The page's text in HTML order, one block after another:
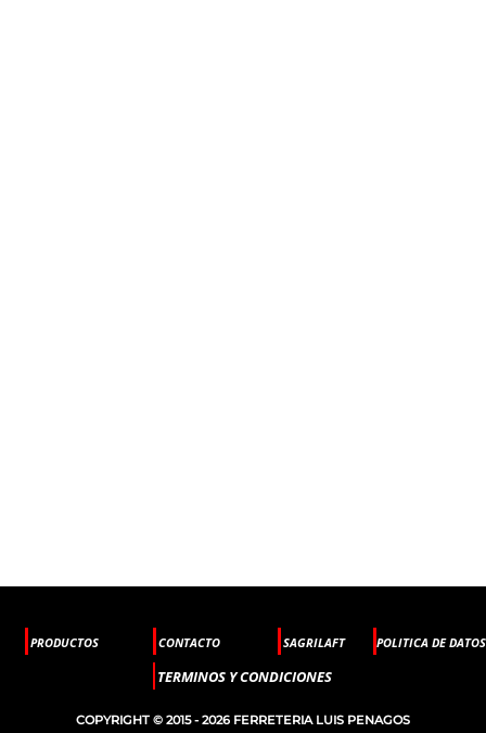
PRODUCTOS CONTACTO SAGRILAFT POLITICA DE DATOS
TERMINOS Y CONDICIONES
COPYRIGHT © 2015 - 2026 FERRETERIA LUIS PENAGOS